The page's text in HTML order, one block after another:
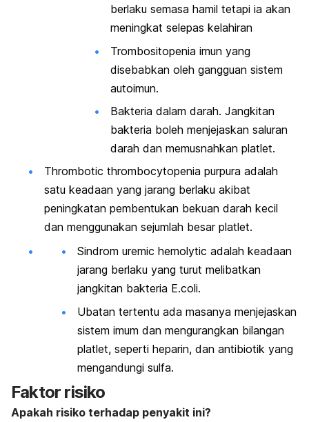
berlaku semasa hamil tetapi ia akan
meningkat selepas kelahiran
Trombositopenia imun yang
disebabkan oleh gangguan sistem
autoimun.
Bakteria dalam darah. Jangkitan
bakteria boleh menjejaskan saluran
darah dan memusnahkan platlet.
Thrombotic thrombocytopenia purpura adalah
satu keadaan yang jarang berlaku akibat
peningkatan pembentukan bekuan darah kecil
dan menggunakan sejumlah besar platlet.
Sindrom uremic hemolytic adalah keadaan
jarang berlaku yang turut melibatkan
jangkitan bakteria E.coli.
Ubatan tertentu ada masanya menjejaskan
sistem imum dan mengurangkan bilangan
platlet, seperti heparin, dan antibiotik yang
mengandungi sulfa.
Faktor risiko
Apakah risiko terhadap penyakit ini?